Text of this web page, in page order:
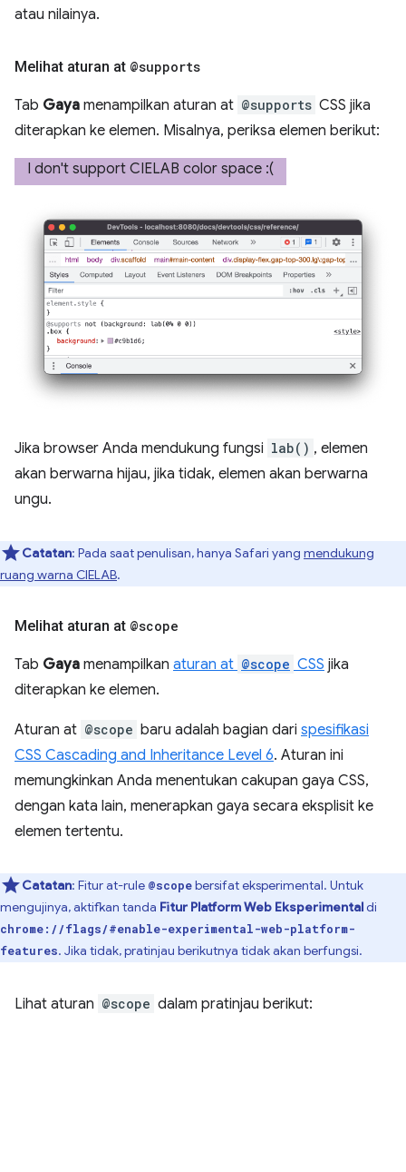
atau nilainya.
Melihat aturan at @supports
Tab Gaya menampilkan aturan at @supports CSS jika
diterapkan ke elemen. Misalnya, periksa elemen berikut:
Jika browser Anda mendukung fungsi lab() , elemen
akan berwarna hijau, jika tidak, elemen akan berwarna
ungu.
Catatan: Pada saat penulisan, hanya Safari yang mendukung
ruang warna CIELAB.
Melihat aturan at @scope
Tab Gaya menampilkan aturan at @scope CSS jika
diterapkan ke elemen.
Aturan at @scope baru adalah bagian dari spesifikasi
CSS Cascading and Inheritance Level 6. Aturan ini
memungkinkan Anda menentukan cakupan gaya CSS,
dengan kata lain, menerapkan gaya secara eksplisit ke
elemen tertentu.
Catatan: Fitur at-rule @scopebersifat eksperimental. Untuk
mengujinya, aktifkan tanda Fitur Platform Web Eksperimentaldi
chrome://flags/#enable-experimental-web-platform-
features. Jika tidak, pratinjau berikutnya tidak akan berfungsi.
Lihat aturan @scope dalam pratinjau berikut: